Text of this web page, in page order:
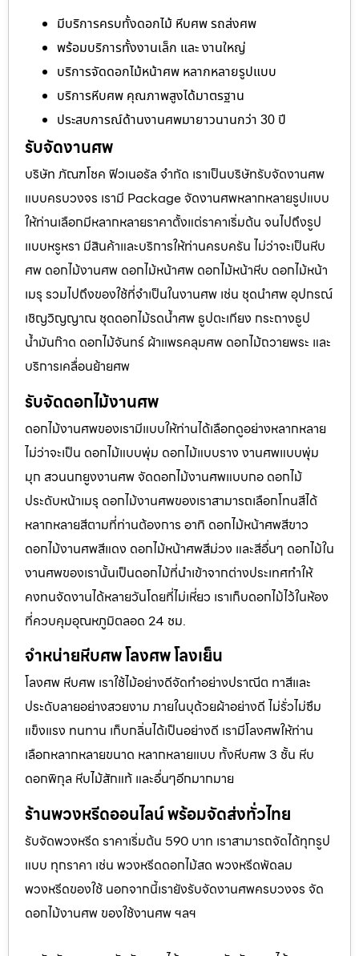
มีบริการครบทั้งดอกไม้ หีบศพ รถส่งศพ
พร้อมบริการทั้งงานเล็ก และ งานใหญ่
บริการจัดดอกไม้หน้าศพ หลากหลายรูปแบบ
บริการหีบศพ คุณภาพสูงได้มาตรฐาน
ประสบการณ์ด้านงานศพมายาวนานกว่า 30 ปี
รับจัดงานศพ
บริษัท ภัณฑโชค ฟิวเนอรัล จำกัด เราเป็นบริษัทรับจัดงานศพ
แบบครบวงจร เรามี Package จัดงานศพหลากหลายรูปแบบ
ให้ท่านเลือกมีหลากหลายราคาตั้งแต่ราคาเริ่มต้น จนไปถึงรูป
แบบหรูหรา มีสินค้าและบริการให้ท่านครบครัน ไม่ว่าจะเป็นหีบ
ศพ ดอกไม้งานศพ ดอกไม้หน้าศพ ดอกไม้หน้าหีบ ดอกไม้หน้า
เมรุ รวมไปถึงของใช้ที่จำเป็นในงานศพ เช่น ชุดนำศพ อุปกรณ์
เชิญวิญญาณ ชุดดอกไม้รดน้ำศพ ธูปตะเกียง กระถางธูป
น้ำมันก๊าด ดอกไม้จันทร์ ผ้าแพรคลุมศพ ดอกไม้ถวายพระ และ
บริการเคลื่อนย้ายศพ
รับจัดดอกไม้งานศพ
ดอกไม้งานศพของเรามีแบบให้ท่านได้เลือกดูอย่างหลากหลาย
ไม่ว่าจะเป็น ดอกไม้แบบพุ่ม ดอกไม้แบบราง งานศพแบบพุ่ม
มุก สวนนกยูงงานศพ จัดดอกไม้งานศพแบบกอ ดอกไม้
ประดับหน้าเมรุ ดอกไม้งานศพของเราสามารถเลือกโทนสีได้
หลากหลายสีตามที่ท่านต้องการ อาทิ ดอกไม้หน้าศพสีขาว
ดอกไม้งานศพสีแดง ดอกไม้หน้าศพสีม่วง และสีอื่นๆ ดอกไม้ใน
งานศพของเรานั้นเป็นดอกไม้ที่นำเข้าจากต่างประเทศทำให้
คงทนจัดงานได้หลายวันโดยที่ไม่เหี่ยว เราเก็บดอกไม้ไว้ในห้อง
ที่ควบคุมอุณหภูมิตลอด 24 ชม.
จำหน่ายหีบศพ โลงศพ โลงเย็น
โลงศพ หีบศพ เราใช้ไม้อย่างดีจัดทำอย่างปราณีต ทาสีและ
ประดับลายอย่างสวยงาม ภายในบุด้วยผ้าอย่างดี ไม่รั่วไม่ซึม
แข็งแรง ทนทาน เก็บกลิ่นได้เป็นอย่างดี เรามีโลงศพให้ท่าน
เลือกหลากหลายขนาด หลากหลายแบบ ทั้งหีบศพ 3 ชั้น หีบ
ดอกพิกุล หีบไม้สักแท้ และอื่นๆอีกมากมาย
ร้านพวงหรีดออนไลน์ พร้อมจัดส่งทั่วไทย
รับจัดพวงหรีด ราคาเริ่มต้น 590 บาท เราสามารถจัดได้ทุกรูป
แบบ ทุกราคา เช่น พวงหรีดดอกไม้สด พวงหรีดพัดลม
พวงหรีดของใช้ นอกจากนี้เรายังรับจัดงานศพครบวงจร จัด
ดอกไม้งานศพ ของใช้งานศพ ฯลฯ